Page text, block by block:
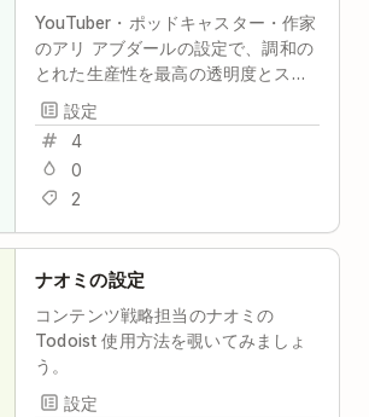
YouTuber・ポッドキャスター・作家
のアリ アブダールの設定で、調和の
とれた生産性を最高の透明度とスト
レスフリーで実現
設定
4
0
2
ナオミの設定
コンテンツ戦略担当のナオミの
Todoist 使用方法を覗いてみましょ
う。
設定